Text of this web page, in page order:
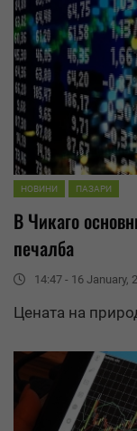
НОВИНИ ПАЗАРИ
В Чикаго
печалба
14:47 - 16 January,
Цената на